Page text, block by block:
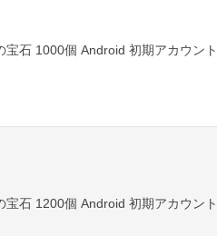
宝石 1000個 Android 初期アカウント
宝石 1200個 Android 初期アカウント